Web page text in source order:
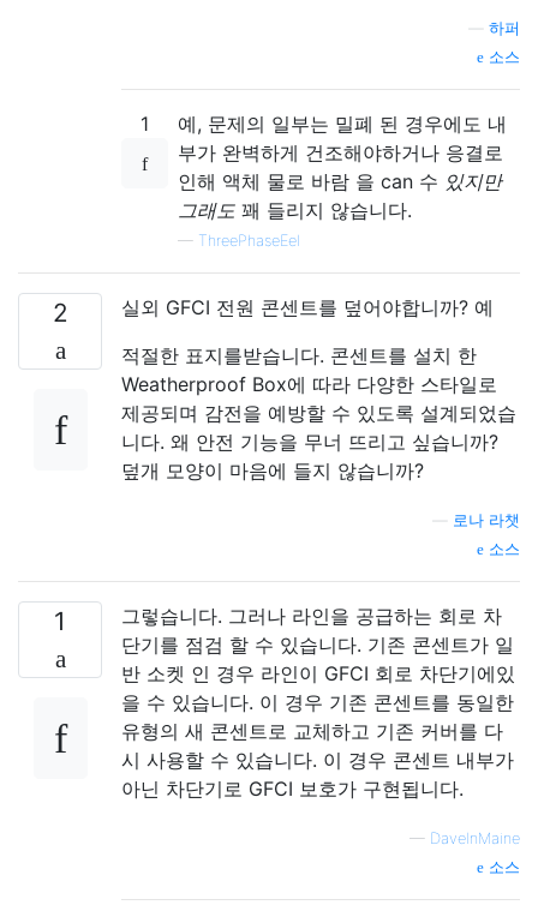
하퍼
소스
1
예, 문제의 일부는 밀폐 된 경우에도 내
부가 완벽하게 건조해야하거나 응결로
인해 액체 물로 바람 을 can 수 있지만
그래도 꽤 들리지 않습니다.
— ThreePhaseEel
2
실외 GFCI 전원 콘센트를 덮어야합니까? 예
적절한 표지를받습니다. 콘센트를 설치 한
Weatherproof Box에 따라 다양한 스타일로
제공되며 감전을 예방할 수 있도록 설계되었습
니다. 왜 안전 기능을 무너 뜨리고 싶습니까?
덮개 모양이 마음에 들지 않습니까?
로나 라챗
소스
1
그렇습니다. 그러나 라인을 공급하는 회로 차
단기를 점검 할 수 있습니다. 기존 콘센트가 일
반 소켓 인 경우 라인이 GFCI 회로 차단기에있
을 수 있습니다. 이 경우 기존 콘센트를 동일한
유형의 새 콘센트로 교체하고 기존 커버를 다
시 사용할 수 있습니다. 이 경우 콘센트 내부가
아닌 차단기로 GFCI 보호가 구현됩니다.
— DaveInMaine
소스